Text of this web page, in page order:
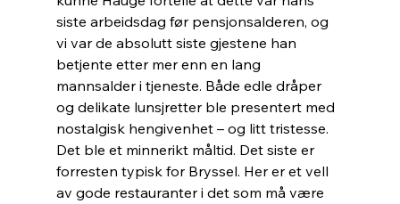
siste arbeidsdag før pensjonsalderen, og
vi var de absolutt siste gjestene han
betjente etter mer enn en lang
mannsalder i tjeneste. Både edle dråper
og delikate lunsjretter ble presentert med
nostalgisk hengivenhet – og litt tristesse.
Det ble et minnerikt måltid. Det siste er
forresten typisk for Bryssel. Her er et vell
av gode restauranter i det som må være